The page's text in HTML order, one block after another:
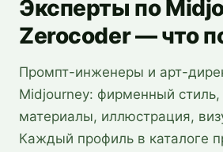
Эксперты по
Zerocoder — что
Промпт-инженеры и арт-
Midjourney: фирменный
материалы, иллюстрация,
Каждый профиль в каталоге